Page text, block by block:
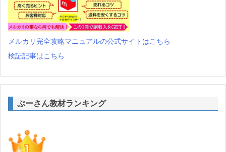
メルカリ完全攻略マニュアルの公式サイトはこちら
検証記事はこちら
ぷーさん教材ランキング